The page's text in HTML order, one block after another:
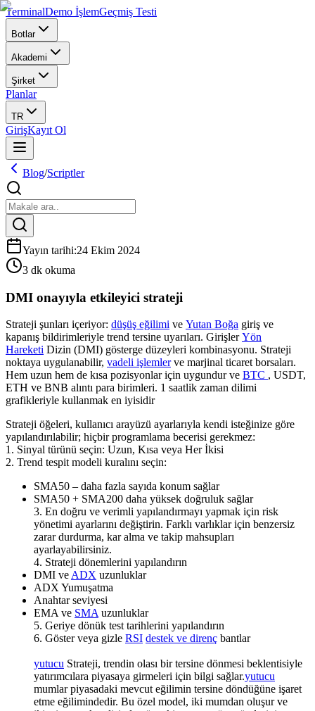
TerminalDemo İşlemGeçmiş Testi
Botlar
Akademi
Şirket
Planlar
TR
GirişKayıt Ol
Blog/Scriptler
Yayın tarihi:24 Ekim 2024
3 dk okuma
DMI onayıyla etkileyici strateji
Strateji şunları içeriyor: düşüş eğilimi ve Yutan Boğa giriş ve
kapanış bildirimleriyle trend tersine uyarıları. GirişlerYön
Hareketi Dizin (DMI) gösterge düzeyleri kombinasyonu. Strateji
noktaya uygulanabilir, vadeli işlemlerve marjinal ticaret borsaları.
Hem uzun hem de kısa pozisyonlar için uygundur ve BTC , USDT,
ETH ve BNB alıntı para birimleri. 1 saatlik zaman dilimi
grafikleriyle kullanmak en iyisidir
Strateji öğeleri, kullanıcı arayüzü ayarlarıyla kendi isteğinize göre
yapılandırılabilir; hiçbir programlama becerisi gerekmez:
1. Sinyal türünü seçin: Uzun, Kısa veya Her İkisi
2. Trend tespit modeli kuralını seçin:
SMA50 – daha fazla sayıda konum sağlar
SMA50 + SMA200 daha yüksek doğruluk sağlar
3. En doğru ve verimli yapılandırmayı yapmak için risk
yönetimi ayarlarını değiştirin. Farklı varlıklar için benzersiz
zarar durdurma, kar alma ve takip mahsupları
ayarlayabilirsiniz.
4. Strateji dönemlerini yapılandırın
DMI veADX uzunluklar
ADX Yumuşatma
Anahtar seviyesi
EMA ve SMAuzunluklar
5. Geriye dönük test tarihlerini yapılandırın
6. Göster veya gizle RSI destek ve direnç bantlar
yutucu Strateji, trendin olası bir tersine dönmesi beklentisiyle
yatırımcılara piyasaya girmeleri için bilgi sağlar.yutucu
mumlar piyasadaki mevcut eğilimin tersine döndüğüne işaret
etme eğilimindedir. Bu özel model, iki mumdan oluşur ve